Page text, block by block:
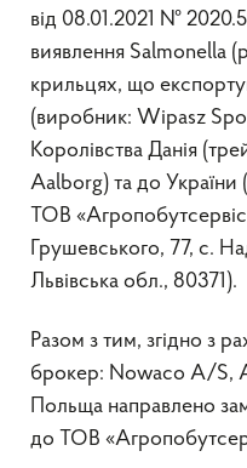
від 08.01.2021 №
виявлення Salmonella
крильцях, що
(виробник: Wipasz
Королівства Данія
Aalborg) та до України
ТОВ
Грушевського, 77, с.
Львівська обл., 80371).
Разом з тим, згідно з
брокер: Nowaco A/S,
Польща направлено
до ТОВ